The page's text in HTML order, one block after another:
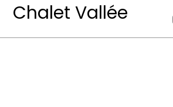
Chalet Vallée